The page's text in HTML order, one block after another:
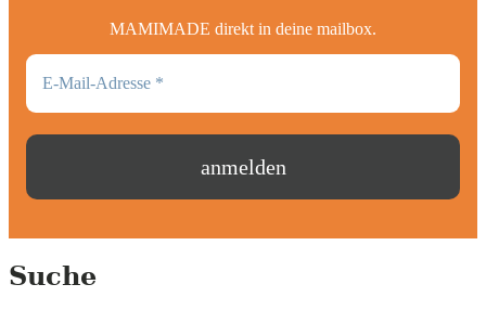
MAMIMADE direkt in deine mailbox.
Suche